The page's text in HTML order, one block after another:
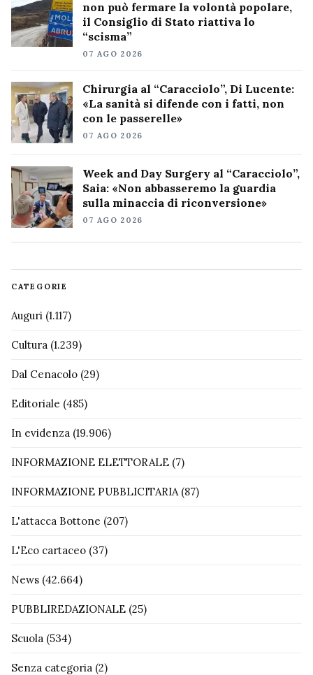
non può fermare la volontà popolare,
il Consiglio di Stato riattiva lo
“scisma”
07 AGO 2026
Chirurgia al “Caracciolo”, Di Lucente:
«La sanità si difende con i fatti, non
con le passerelle»
07 AGO 2026
Week and Day Surgery al “Caracciolo”,
Saia: «Non abbasseremo la guardia
sulla minaccia di riconversione»
07 AGO 2026
CATEGORIE
Auguri (1.117)
Cultura (1.239)
Dal Cenacolo (29)
Editoriale (485)
In evidenza (19.906)
INFORMAZIONE ELETTORALE (7)
INFORMAZIONE PUBBLICITARIA(87)
L'attacca Bottone (207)
L'Eco cartaceo (37)
News (42.664)
PUBBLIREDAZIONALE (25)
Scuola (534)
Senza categoria (2)